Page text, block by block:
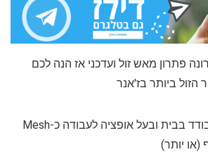
פתרון מאש זול ועדכני אז הנה לכם
הזול ביותר בז'אנר
יכול לתפקד כראוטר בודד בבית ובעל אופציה לעבודה כ-Mesh
(או יותר)